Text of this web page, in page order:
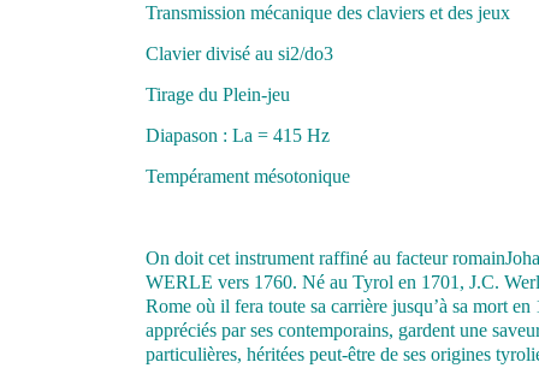
Transmission mécanique des claviers et des jeux
Clavier divisé au si2/do3
Tirage du Plein-jeu
Diapason : La = 415 Hz
Tempérament mésotonique
On doit cet instrument raffiné au facteur
WERLE vers 1760. Né au Tyrol en 1701, J.C.
Rome où il fera toute sa carrière jusqu’à sa mort en
appréciés par ses contemporains, gardent une
particulières, héritées peut-être de ses origines